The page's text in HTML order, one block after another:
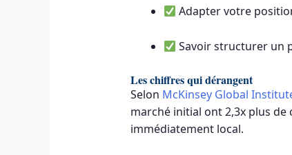
Adapter votre
Savoir structurer un
Les chiffres qui dérangent
Selon McKinsey Global
marché initial ont 2,3x plus de
immédiatement local.